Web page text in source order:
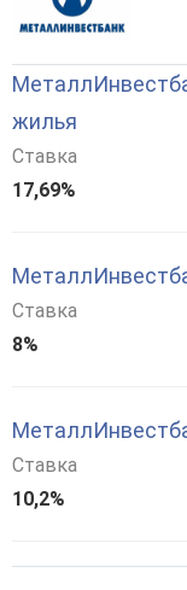
жилья
Ставка
17,69%
Ставка
8%
Ставка
10,2%